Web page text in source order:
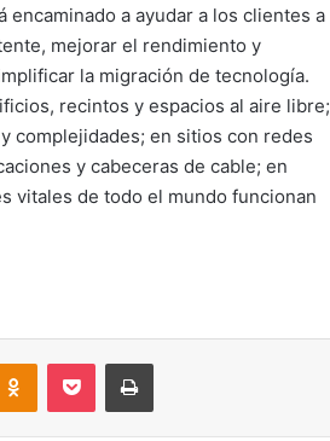
a ayudar a los clientes a
mejorar el rendimiento y
la migración de tecnología.
recintos y espacios al aire libre;
complejidades; en sitios con redes
y cabeceras de cable; en
vitales de todo el mundo funcionan
Odnoklassniki
Pocket Imprimir